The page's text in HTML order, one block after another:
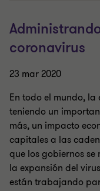
coronavirus
23 mar 2020
En todo el mundo,
teniendo un
más, un impacto
capitales a las
que los gobiernos
la expansión del
están trabajando